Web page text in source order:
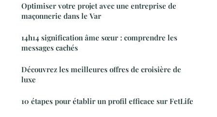
Optimiser votre projet avec une entreprise de
maçonnerie dans le Var
14h14 signification âme sœur : comprendre les
messages cachés
Découvrez les meilleures offres de croisière de
luxe
10 étapes pour établir un profil efficace sur FetLife